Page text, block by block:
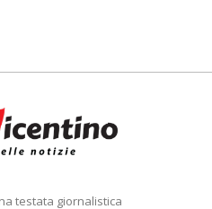
testata giornalistica